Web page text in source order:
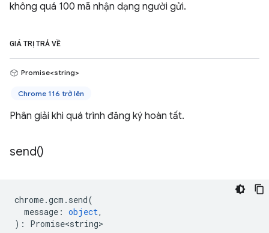
không quá 100 mã nhận dạng người gửi.
GIÁ TRỊ TRẢ VỀ
Promise<string>
Chrome 116 trở lên
Phân giải khi quá trình đăng ký hoàn tất.
send()
chrome.gcm . send(
message : object,
) : Promise<string>